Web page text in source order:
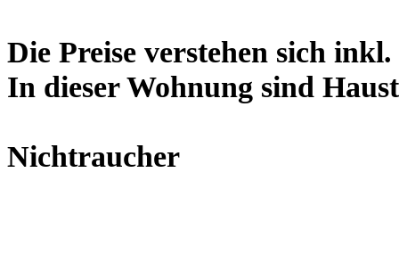
Die Preise verstehen sich
In dieser Wohnung sind
Nichtraucher